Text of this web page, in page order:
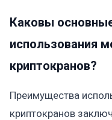
Каковы
использования
криптокранов?
Преимущества
криптокранов